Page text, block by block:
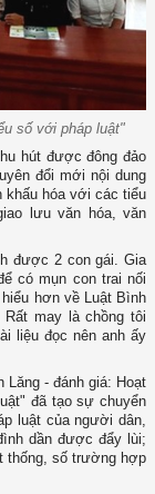
số với pháp luật"
hút được đông đảo
đổi mới nội dung
khấu hóa với các tiểu
lưu văn hóa, văn
được 2 con gái. Gia
có mụn con trai nối
hơn về Luật Bình
may là chồng tôi
liệu đọc nên anh ấy
Lăng - đánh giá: Hoạt
đã tạo sự chuyển
luật của người dân,
dần được đẩy lùi;
thống, số trường hợp